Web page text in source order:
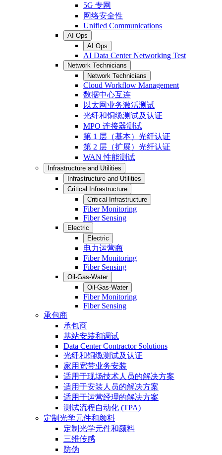
5G 专网
网络安全性
Unified Communications
AI Ops
AI Ops
AI Data Center Networking Test
Network Technicians
Network Technicians
Cloud Workflow Management
数据中心互连
以太网业务激活测试
光纤和铜缆测试及认证
MPO 连接器测试
第 1 层（基本）光纤认证
第 2 层（扩展）光纤认证
WAN 性能测试
Infrastructure and Utilities
Infrastructure and Utilities
Critical Infrastructure
Critical Infrastructure
Fiber Monitoring
Fiber Sensing
Electric
Electric
电力运营商
Fiber Monitoring
Fiber Sensing
Oil-Gas-Water
Oil-Gas-Water
Fiber Monitoring
Fiber Sensing
承包商
承包商
基站安装和调试
Data Center Contractor Solutions
光纤和铜缆测试及认证
家用宽带业务安装
适用于现场技术人员的解决方案
适用于安装人员的解决方案
适用于运营经理的解决方案
测试流程自动化 (TPA)
定制光学元件和颜料
定制光学元件和颜料
三维传感
防伪